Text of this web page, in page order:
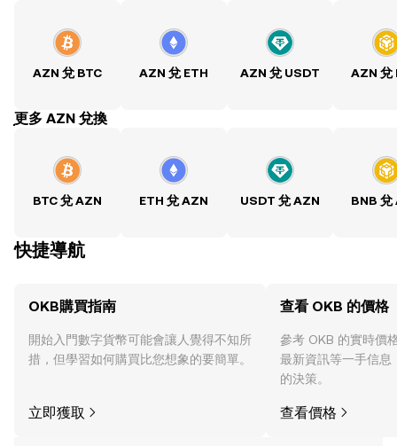
AZN 兌 BTC AZN 兌 ETH AZN 兌 USDT AZN 兌
ִִִִִִִִִִִִִִִִִִִִִִִִִִִִִִִִִִִִִִִִִִִִִִִִ更多 AZN 兌換
BTC 兌 AZN ETH 兌 AZN USDT 兌 AZN BNB 兌
快捷導航
OKB購買指南
開始入門數字貨幣可能會讓人覺得不知所
措，但學習如何購買比您想象的要簡單。
立即獲取
查看 OKB 的價格
參考 OKB 的實時價
最新資訊等一手信息
的決策。
查看價格